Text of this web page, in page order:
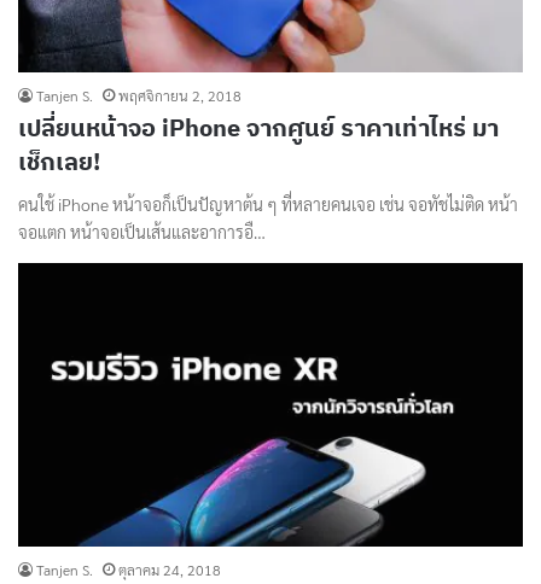
Tanjen S. พฤศจิกายน 2, 2018
เปลี่ยนหน้าจอ iPhone จากศูนย์ ราคาเท่าไหร่ มา
เช็กเลย!
คนใช้ iPhone หน้าจอก็เป็นปัญหาต้น ๆ ที่หลายคนเจอ เช่น จอทัชไม่ติด หน้า
จอแตก หน้าจอเป็นเส้นและอาการอื…
Tanjen S. ตุลาคม 24, 2018